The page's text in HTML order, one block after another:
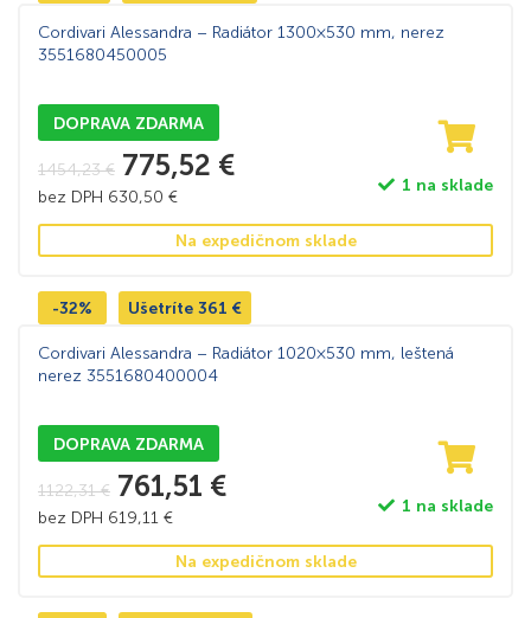
Cordivari Alessandra – Radiátor 1300×530 mm, nerez
3551680450005
DOPRAVA ZDARMA
1454,23€ 775,52 €
bez DPH 630,50 €
1 na sklade
Na expedičnom sklade
-32% Ušetríte 361 €
Cordivari Alessandra – Radiátor 1020×530 mm, leštená
nerez 3551680400004
DOPRAVA ZDARMA
1122,31€ 761,51 €
bez DPH 619,11 €
1 na sklade
Na expedičnom sklade